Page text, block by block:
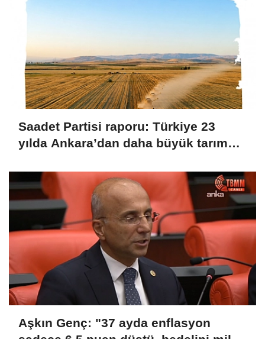
Saadet Partisi raporu: Türkiye 23
yılda Ankara’dan daha büyük tarım
Aşkın Genç: "37 ayda enflasyon